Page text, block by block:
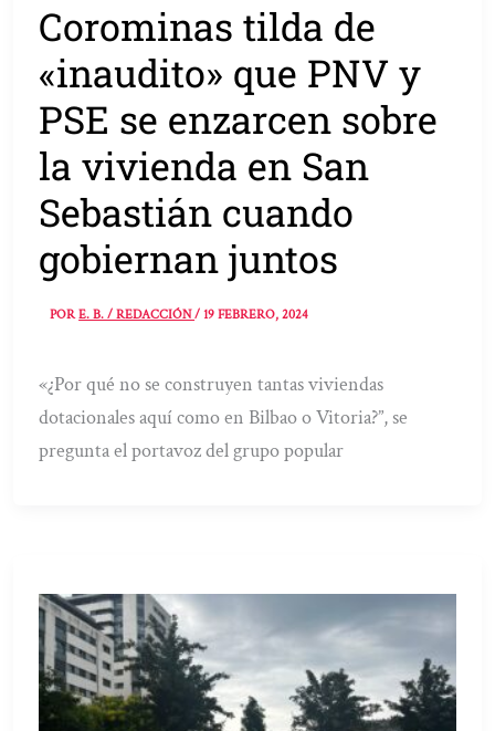
Corominas tilda de
«inaudito» que PNV y
PSE se enzarcen sobre
la vivienda en San
Sebastián cuando
gobiernan juntos
PORE. B. / REDACCIÓN/19 FEBRERO, 2024
«¿Por qué no se construyen tantas viviendas
dotacionales aquí como en Bilbao o Vitoria?”, se
pregunta el portavoz del grupo popular